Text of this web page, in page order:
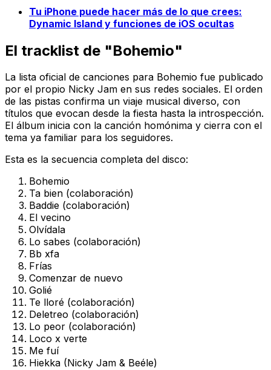
Tu iPhone puede hacer más de lo que crees:
Dynamic Island y funciones de iOS ocultas
El tracklist de "Bohemio"
La lista oficial de canciones para Bohemio fue publicado
por el propio Nicky Jam en sus redes sociales. El orden
de las pistas confirma un viaje musical diverso, con
títulos que evocan desde la fiesta hasta la introspección.
El álbum inicia con la canción homónima y cierra con el
tema ya familiar para los seguidores.
Esta es la secuencia completa del disco:
Bohemio
Ta bien (colaboración)
Baddie (colaboración)
El vecino
Olvídala
Lo sabes (colaboración)
Bb xfa
Frías
Comenzar de nuevo
Golié
Te lloré (colaboración)
Deletreo (colaboración)
Lo peor (colaboración)
Loco x verte
Me fuí
Hiekka (Nicky Jam & Beéle)